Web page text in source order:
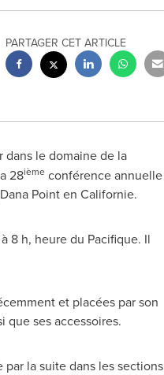
PARTAGER CET ARTICLE
dans le domaine de la
28ièmeconférence annuelle
Dana Pointen Californie.
8 h, heure du Pacifique. Il
et placées par son
que ses accessoires.
par la suite dans les sections